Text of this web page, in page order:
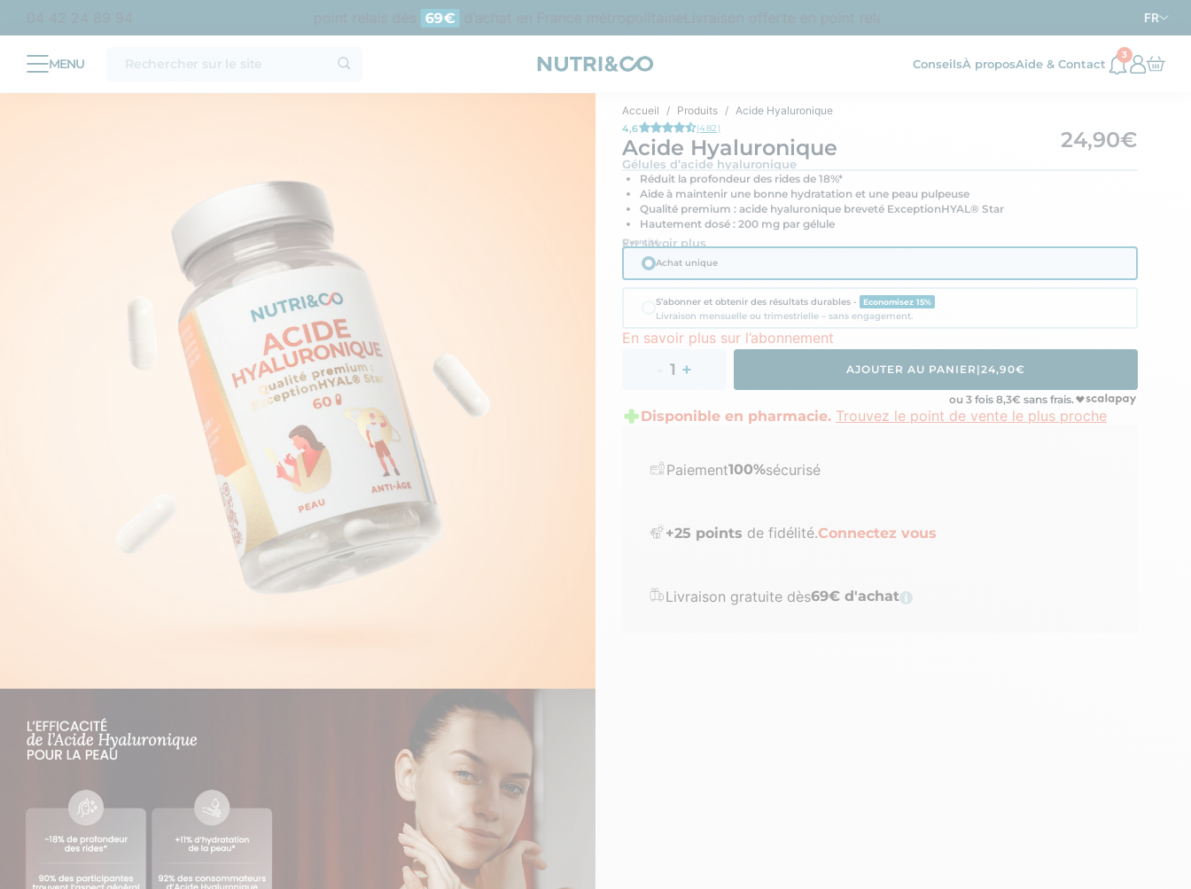
69€ d’achat en France métropolitaine d’achat en France métropolitaine
FR
ConseilsÀ proposAide & Contact
3
Accueil Produits Acide Hyaluronique
4,6 (482)
Acide Hyaluronique
Gélules d’acide hyaluronique
24,90€
Réduit la profondeur des rides de 18%*
Aide à maintenir une bonne hydratation et une peau pulpeuse
Qualité premium : acide hyaluronique breveté ExceptionHYAL® Star
Hautement dosé : 200 mg par gélule
En savoir plus
Quantité
Achat unique
S’abonner et obtenir des résultats durables - Economisez 15%
Livraison mensuelle ou trimestrielle – sans engagement.
En savoir plus sur l’abonnement
AJOUTER AU PANIER |24,90€
ou 3 fois8,3€ sans frais.
Disponible en pharmacie. Trouvez le point de vente le plus proche
Paiement100%sécurisé
+25 points de fidélité.Connectez vous
Livraison gratuite dès69€ d'achat